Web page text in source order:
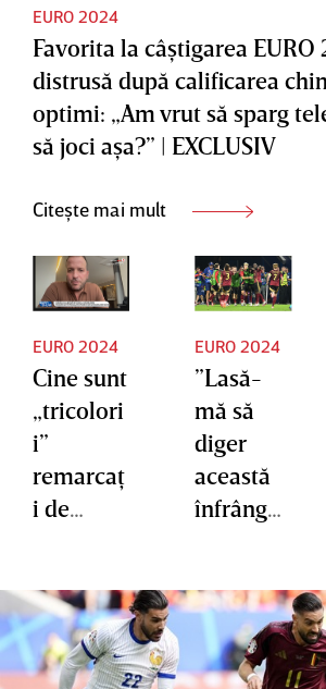
EURO 2024
Favorita la câştigarea EURO
distrusă după calificarea
optimi: „Am vrut să sparg
să joci aşa?” | EXCLUSIV
Citește mai mult
EURO 2024
Cine sunt
„tricolori
i”
remarcaţ
i de
van der
Vaart |
VIDEO
EURO 2024
”Lasă-
mă să
diger
această
înfrânger
ul unui
star al
Belgiei,